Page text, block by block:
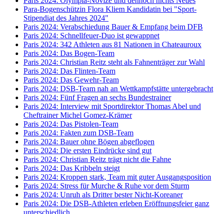
Para-Bogenschützin Flora Kliem Kandidatin bei "Sport-
Stipendiat des Jahres 2024"
Paris 2024: Verabschiedung Bauer & Empfang beim DFB
Paris 2024: Schnellfeuer-Duo ist gewappnet
Paris 2024: 342 Athleten aus 81 Nationen in Chateauroux
Paris 2024: Das Bogen-Team
Paris 2024: Christian Reitz steht als Fahnenträger zur Wahl
Paris 2024: Das Flinten-Team
Paris 2024: Das Gewehr-Team
Paris 2024: DSB-Team nah an Wettkampfstätte untergebracht
Paris 2024: Fünf Fragen an sechs Bundestrainer
Paris 2024: Interview mit Sportdirektor Thomas Abel und
Cheftrainer Michel Gomez-Krämer
Paris 2024: Das Pistolen-Team
Paris 2024: Fakten zum DSB-Team
Paris 2024: Bauer ohne Bögen abgeflogen
Paris 2024: Die ersten Eindrücke sind gut
Paris 2024: Christian Reitz trägt nicht die Fahne
Paris 2024: Das Kribbeln steigt
Paris 2024: Kroppen stark, Team mit guter Ausgangsposition
Paris 2024: Stress für Murche & Ruhe vor dem Sturm
Paris 2024: Unruh als Dritter bester Nicht-Koreaner
Paris 2024: Die DSB-Athleten erleben Eröffnungsfeier ganz
unterschiedlich